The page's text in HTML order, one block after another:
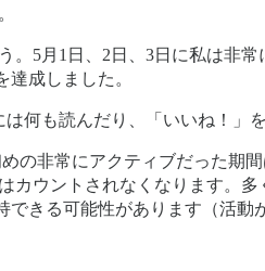
。5月1日、2日、3日に私は非
成しました。
何も読んだり、「いいね！」
の非常にアクティブだった期
カウントされなくなります。
きる可能性があります（活